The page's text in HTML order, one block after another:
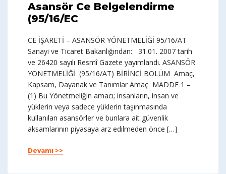
Asansör Ce Belgelendirme
(95/16/EC
CE İŞARETİ – ASANSÖR YÖNETMELİĞİ 95/16/AT
Sanayi ve Ticaret Bakanlığından: 31.01. 2007 tarih
ve 26420 sayılı Resmî Gazete yayımlandı. ASANSÖR
YÖNETMELİĞİ (95/16/AT) BİRİNCİ BÖLÜM Amaç,
Kapsam, Dayanak ve Tanımlar Amaç MADDE 1 –
(1) Bu Yönetmeliğin amacı; insanların, insan ve
yüklerin veya sadece yüklerin taşınmasında
kullanılan asansörler ve bunlara ait güvenlik
aksamlarının piyasaya arz edilmeden önce […]
Devamı >>